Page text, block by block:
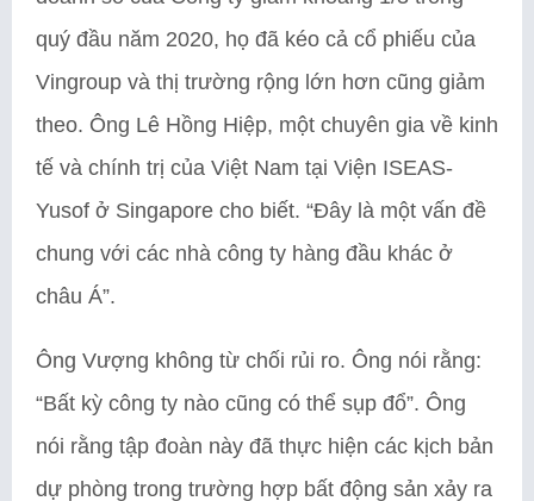
quý đầu năm 2020, họ đã kéo cả cổ phiếu của
Vingroup và thị trường rộng lớn hơn cũng giảm
theo. Ông Lê Hồng Hiệp, một chuyên gia về kinh
tế và chính trị của Việt Nam tại Viện ISEAS-
Yusof ở Singapore cho biết. “Đây là một vấn đề
chung với các nhà công ty hàng đầu khác ở
châu Á”.
Ông Vượng không từ chối rủi ro. Ông nói rằng:
“Bất kỳ công ty nào cũng có thể sụp đổ”. Ông
nói rằng tập đoàn này đã thực hiện các kịch bản
dự phòng trong trường hợp bất động sản xảy ra